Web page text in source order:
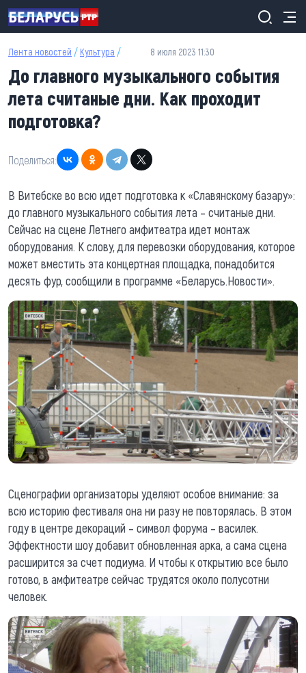
Перейти к основному содержанию
Лента новостей / Культура / 8 июля 2023 11:30
До главного музыкального события
лета считаные дни. Как проходит
подготовка?
Поделиться:
В Витебске во всю идет подготовка к «Славянскому базару»:
до главного музыкального события лета – считаные дни.
Сейчас на сцене Летнего амфитеатра идет монтаж
оборудования. К слову, для перевозки оборудования, которое
может вместить эта концертная площадка, понадобится
десять фур, сообщили в программе «Беларусь.Новости».
Сценографии организаторы уделяют особое внимание: за
всю историю фестиваля она ни разу не повторялась. В этом
году в центре декораций – символ форума – василек.
Эффектности шоу добавит обновленная арка, а сама сцена
расширится за счет подиума. И чтобы к открытию все было
готово, в амфитеатре сейчас трудятся около полусотни
человек.